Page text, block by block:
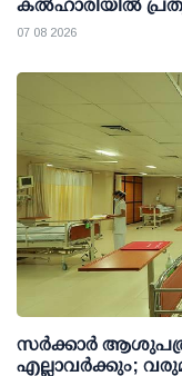
കല്‍ഹാരിയില്‍
07 08 2026
സര്‍ക്കാര്‍
എല്ലാവര്‍ക്കും;